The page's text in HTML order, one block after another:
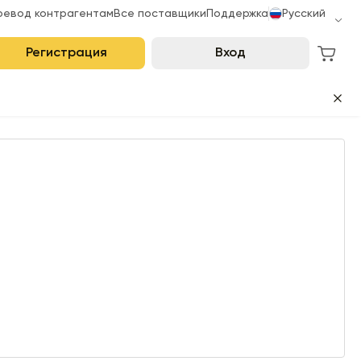
контрагентам Все поставщики Поддержка Русский
Регистрация Вход